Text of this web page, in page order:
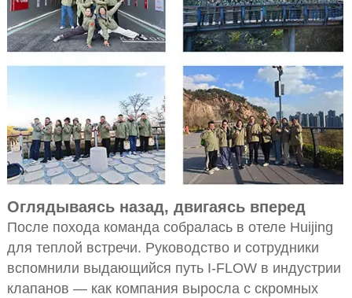
Оглядываясь назад, двигаясь вперед
После похода команда собралась в отеле Huijing
для теплой встречи. Руководство и сотрудники
вспомнили выдающийся путь I-FLOW в индустрии
клапанов — как компания выросла с скромных